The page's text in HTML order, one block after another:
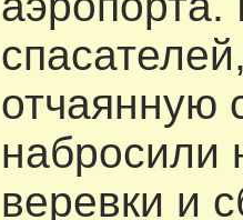
отчаянную
набросили
веревки и